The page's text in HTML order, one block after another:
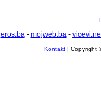
eros.ba- mojweb.ba-
Kontakt | Copyright